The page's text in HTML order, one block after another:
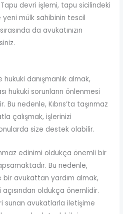
devri işlemi, tapu sicilindeki
yeni mülk sahibinin tescil
da avukatınızın
danışmanlık almak,
hukuki sorunların önlenmesi
Bu nedenle, Kıbrıs’ta taşınmaz
çalışmak, işlerinizi
size destek olabilir.
edinimi oldukça önemli bir
Bu nedenle,
bir avukattan yardım almak,
oldukça önemlidir.
sunan avukatlarla iletişime